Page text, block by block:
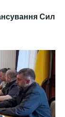
Сил